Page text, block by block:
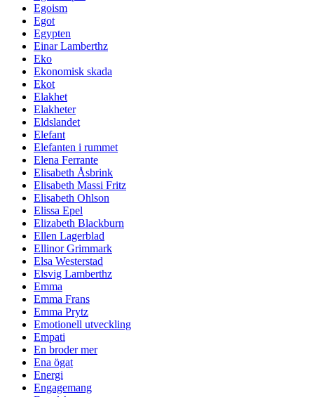
Egoism
Egot
Egypten
Einar Lamberthz
Eko
Ekonomisk skada
Ekot
Elakhet
Elakheter
Eldslandet
Elefant
Elefanten i rummet
Elena Ferrante
Elisabeth Åsbrink
Elisabeth Massi Fritz
Elisabeth Ohlson
Elissa Epel
Elizabeth Blackburn
Ellen Lagerblad
Ellinor Grimmark
Elsa Westerstad
Elsvig Lamberthz
Emma
Emma Frans
Emma Prytz
Emotionell utveckling
Empati
En broder mer
Ena ögat
Energi
Engagemang